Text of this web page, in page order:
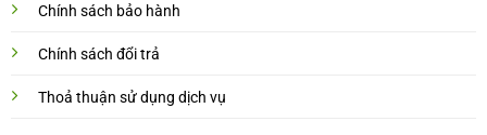
Chính sách bảo hành
Chính sách đổi trả
Thoả thuận sử dụng dịch vụ